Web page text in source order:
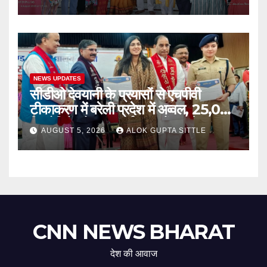
NEWS UPDATES
सीडीओ देवयानी के प्रयासों से एचपीवी
टीकाकरण में बरेली प्रदेश में अव्वल, 25,053
किशोरियों को लगा सर्वाइकल कैंसर से बचाव
का टीका..
AUGUST 5, 2026 ALOK GUPTA SITTLE
CNN NEWS BHARAT
देश की आवाज